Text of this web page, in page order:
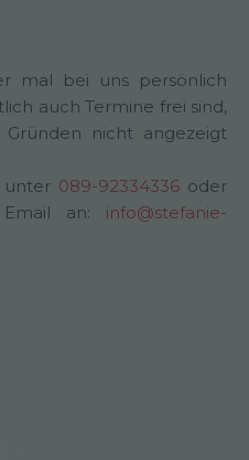
mal bei uns persönlich
auch Termine frei sind,
nicht angezeigt
unter089-92334336oder
an: info@stefanie-